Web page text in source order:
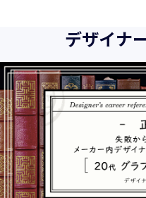
様、お取引先関係者の個
材派遣サービス、人材紹
他、利用者の皆さまの「
創出」に利用しています
情報などを従業者管理に
て個人情報及び特定個人
時に、個人情報などの保
務と認識しております。
めた行動規範に基づき、
権利の保護、個人情報に
また、以下に示す方針を
デザイナ